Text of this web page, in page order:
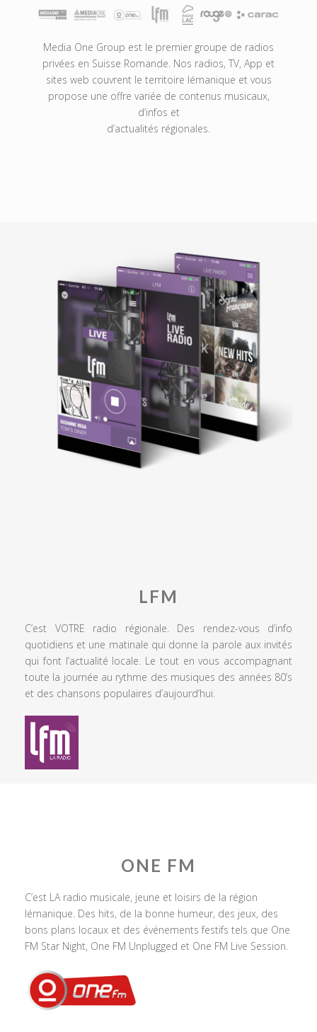
Media One Group est le premier groupe de radios
privées en Suisse Romande. Nos radios, TV, App et
sites web couvrent le territoire lémanique et vous
propose une offre variée de contenus musicaux,
d’infos et
d’actualités régionales.
LFM
C’est VOTRE radio régionale. Des rendez-vous d’info
quotidiens et une matinale qui donne la parole aux invités
qui font l’actualité locale. Le tout en vous accompagnant
toute la journée au rythme des musiques des années 80’s
et des chansons populaires d’aujourd’hui.
ONE FM
C’est LA radio musicale, jeune et loisirs de la région
lémanique. Des hits, de la bonne humeur, des jeux, des
bons plans locaux et des événements festifs tels que One
FM Star Night, One FM Unplugged et One FM Live Session.